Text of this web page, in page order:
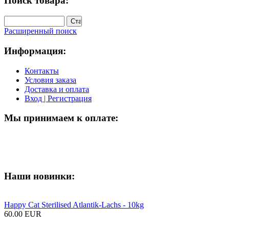
Расширенный поиск
Информация:
Контакты
Условия заказа
Доставка и оплата
Вход | Регистрация
Мы принимаем к оплате:
Наши новинки:
Happy Cat Sterilised Atlantik-Lachs - 10kg
60.00 EUR